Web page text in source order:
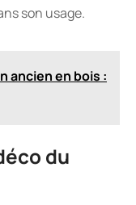
son usage.
ancien en bois :
du